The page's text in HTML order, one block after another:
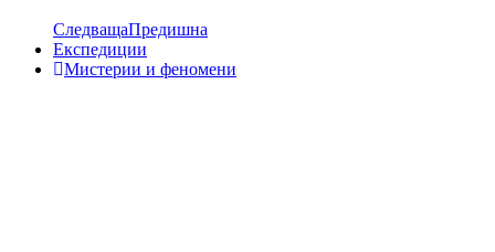
СледващаПредишна
Експедиции
Мистерии и феномени